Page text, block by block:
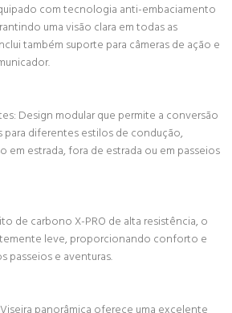
com tecnologia anti-embaciamento
uma visão clara em todas as
também suporte para câmeras de ação e
Design modular que permite a conversão
para diferentes estilos de condução,
em estrada, fora de estrada ou em passeios
de carbono X-PRO de alta resistência, o
leve, proporcionando conforto e
passeios e aventuras.